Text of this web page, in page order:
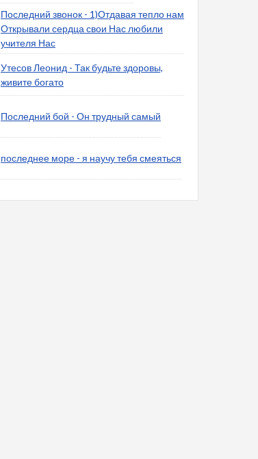
Последний звонок - 1)Отдавая тепло нам
Открывали сердца свои Нас любили
учителя Нас
Утесов Леонид - Так будьте здоровы,
живите богато
Последний бой - Он трудный самый
последнее море - я научу тебя смеяться